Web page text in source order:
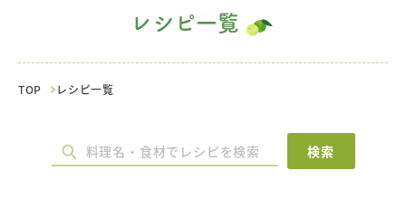
一
｜
つ
ゆ・
レシピ一覧
TOP レシピ一覧
検索